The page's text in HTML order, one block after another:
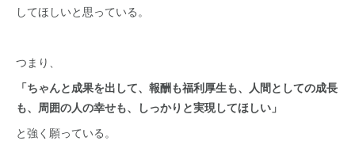
してほしいと思っている。
つまり、
「ちゃんと成果を出して、報酬も福利厚生も、人間としての成長
も、周囲の人の幸せも、しっかりと実現してほしい」
と強く願っている。